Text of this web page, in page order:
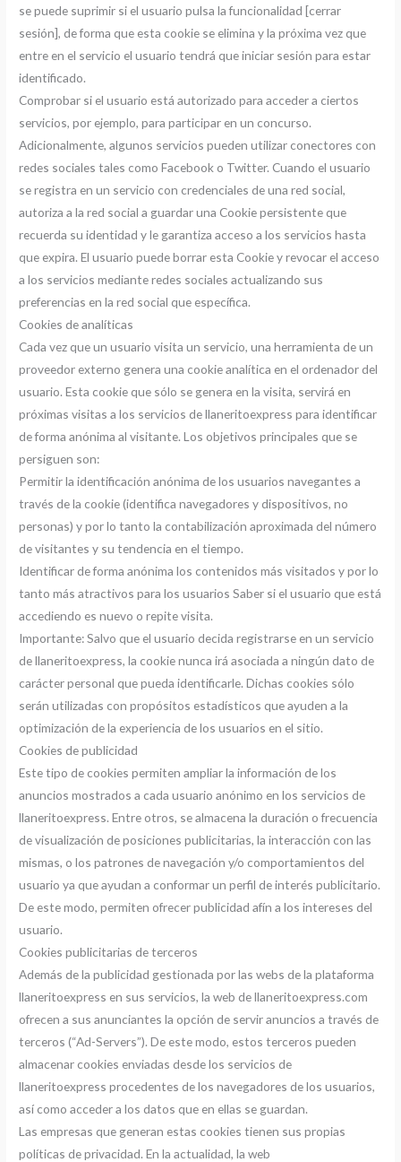
se puede suprimir si el usuario pulsa la funcionalidad [cerrar
sesión], de forma que esta cookie se elimina y la próxima vez que
entre en el servicio el usuario tendrá que iniciar sesión para estar
identificado.
Comprobar si el usuario está autorizado para acceder a ciertos
servicios, por ejemplo, para participar en un concurso.
Adicionalmente, algunos servicios pueden utilizar conectores con
redes sociales tales como Facebook o Twitter. Cuando el usuario
se registra en un servicio con credenciales de una red social,
autoriza a la red social a guardar una Cookie persistente que
recuerda su identidad y le garantiza acceso a los servicios hasta
que expira. El usuario puede borrar esta Cookie y revocar el acceso
a los servicios mediante redes sociales actualizando sus
preferencias en la red social que específica.
Cookies de analíticas
Cada vez que un usuario visita un servicio, una herramienta de un
proveedor externo genera una cookie analítica en el ordenador del
usuario. Esta cookie que sólo se genera en la visita, servirá en
próximas visitas a los servicios de llaneritoexpress para identificar
de forma anónima al visitante. Los objetivos principales que se
persiguen son:
Permitir la identificación anónima de los usuarios navegantes a
través de la cookie (identifica navegadores y dispositivos, no
personas) y por lo tanto la contabilización aproximada del número
de visitantes y su tendencia en el tiempo.
Identificar de forma anónima los contenidos más visitados y por lo
tanto más atractivos para los usuarios Saber si el usuario que está
accediendo es nuevo o repite visita.
Importante: Salvo que el usuario decida registrarse en un servicio
de llaneritoexpress, la cookie nunca irá asociada a ningún dato de
carácter personal que pueda identificarle. Dichas cookies sólo
serán utilizadas con propósitos estadísticos que ayuden a la
optimización de la experiencia de los usuarios en el sitio.
Cookies de publicidad
Este tipo de cookies permiten ampliar la información de los
anuncios mostrados a cada usuario anónimo en los servicios de
llaneritoexpress. Entre otros, se almacena la duración o frecuencia
de visualización de posiciones publicitarias, la interacción con las
mismas, o los patrones de navegación y/o comportamientos del
usuario ya que ayudan a conformar un perfil de interés publicitario.
De este modo, permiten ofrecer publicidad afín a los intereses del
usuario.
Cookies publicitarias de terceros
Además de la publicidad gestionada por las webs de la plataforma
llaneritoexpress en sus servicios, la web de llaneritoexpress.com
ofrecen a sus anunciantes la opción de servir anuncios a través de
terceros (“Ad-Servers”). De este modo, estos terceros pueden
almacenar cookies enviadas desde los servicios de
llaneritoexpress procedentes de los navegadores de los usuarios,
así como acceder a los datos que en ellas se guardan.
Las empresas que generan estas cookies tienen sus propias
políticas de privacidad. En la actualidad, la web